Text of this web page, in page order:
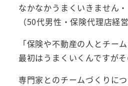
なかなかうまくいきません・
（50代男性・保険代理店経営
「保険や不動産の人とチー
最初はうまくいくんですが
専門家とのチームづくりに